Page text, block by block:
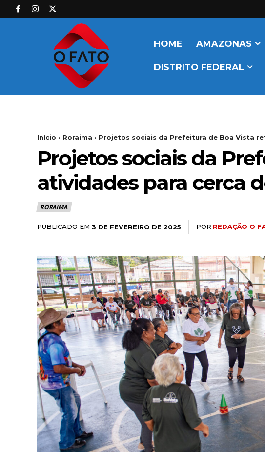
HOME AMAZONAS
DISTRITO FEDERAL
Início Roraima Projetos sociais da Prefeitura de Boa Vista
Projetos sociais da
atividades para cerca
RORAIMA
PUBLICADO EM 3 DE FEVEREIRO DE 2025 POR REDAÇÃO O